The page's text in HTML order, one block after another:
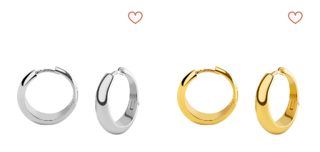
ОФЕРТА
ВАКАНСИИ
УХОД
Оплата
Возврат
Уход
Оферта